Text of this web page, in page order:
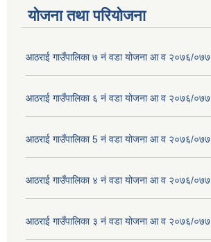
योजना तथा परियोजना
आठराई गाउँपालिका ७ नं वडा योजना आ व २०७६/०७७
आठराई गाउँपालिका ६ नं वडा योजना आ व २०७६/०७७
आठराई गाउँपालिका 5 नं वडा योजना आ व २०७६/०७७
आठराई गाउँपालिका ४ नं वडा योजना आ व २०७६/०७७
आठराई गाउँपालिका ३ नं वडा योजना आ व २०७६/०७७